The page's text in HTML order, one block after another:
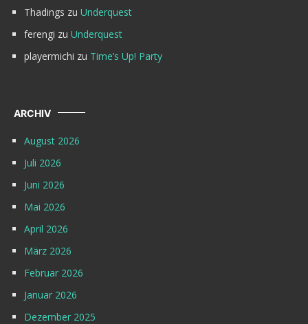
Thadings zu Underquest
ferengi zu Underquest
playermichi zu Time’s Up! Party
ARCHIV
August 2026
Juli 2026
Juni 2026
Mai 2026
April 2026
März 2026
Februar 2026
Januar 2026
Dezember 2025